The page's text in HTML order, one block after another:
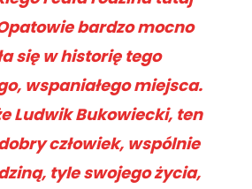
bardzo mocno
się w historię tego
wspaniałego miejsca.
Ludwik Bukowiecki, ten
człowiek, wspólnie
tyle swojego życia,